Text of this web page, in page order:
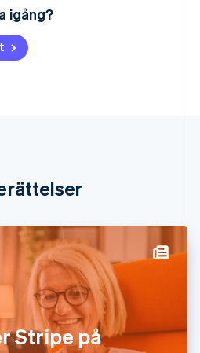
igång?
Stripe på